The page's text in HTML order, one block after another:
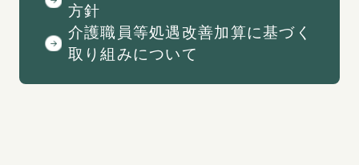
方針
介護職員等処遇改善加算に基づく
取り組みについて